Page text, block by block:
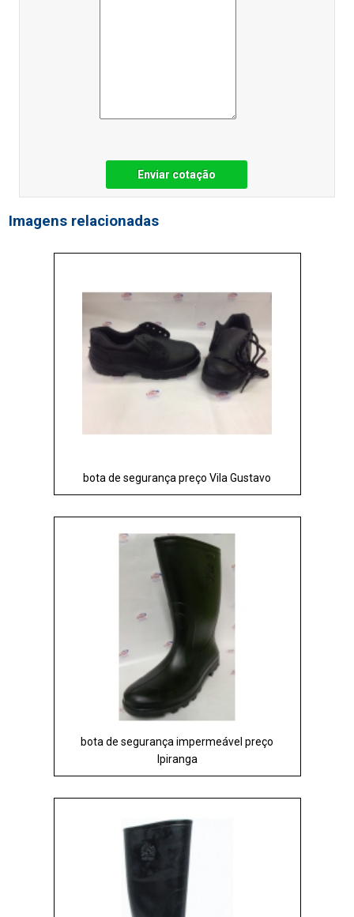
Enviar cotação
Imagens relacionadas
bota de segurança preço Vila Gustavo
bota de segurança impermeável preço
Ipiranga